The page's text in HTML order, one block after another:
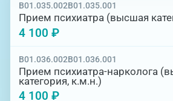
B01.035.002B01.035.001
Прием психиатра (высшая
4 100 ₽
B01.036.002B01.036.001
Прием психиатра-нарколога
категория, к.м.н.)
4 100 ₽